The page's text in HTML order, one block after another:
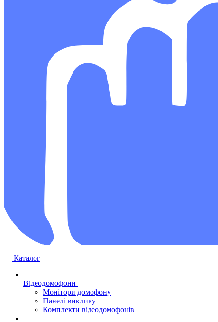
Каталог
Відеодомофони
Монітори домофону
Панелі виклику
Комплекти відеодомофонів